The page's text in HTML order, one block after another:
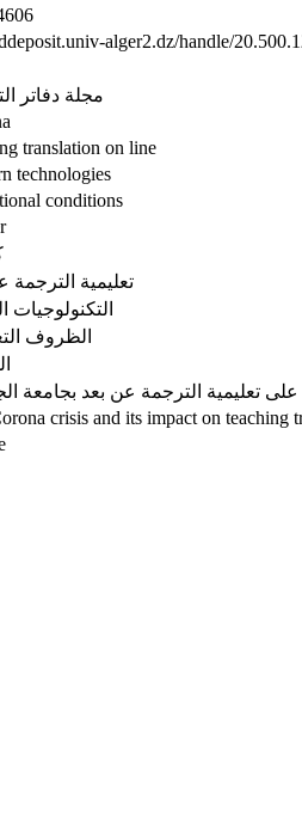
alger2.dz/handle/
مجلة دفاتر
translation on line
technologies
conditions
تعليمية الترجمة
التكنولوجيات
الظروف
على تعليمية الترجمة عن بعد بجامعة
crisis and its impact on